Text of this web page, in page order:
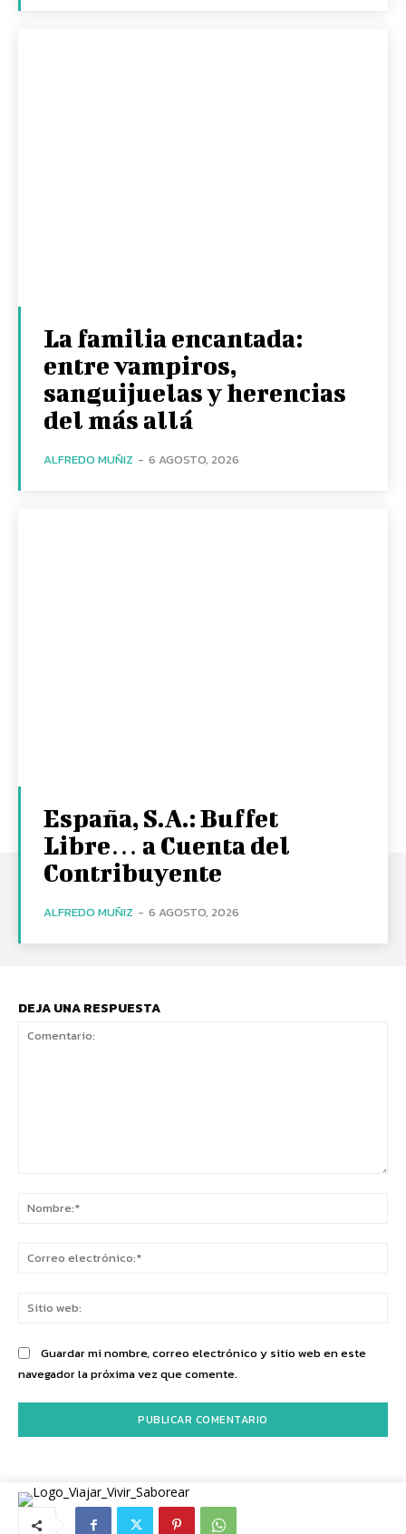
La familia encantada:
entre vampiros,
sanguijuelas y herencias
del más allá
ALFREDO MUÑIZ - 6 AGOSTO, 2026
España, S.A.: Buffet
Libre… a Cuenta del
Contribuyente
ALFREDO MUÑIZ - 6 AGOSTO, 2026
DEJA UNA RESPUESTA
Guardar mi nombre, correo electrónico y sitio web en este
navegador la próxima vez que comente.